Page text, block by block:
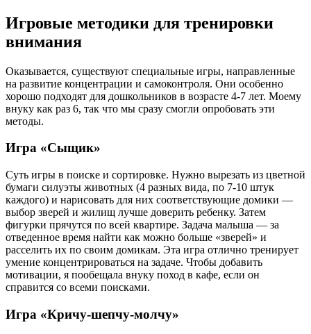
Игровые методики для тренировки
внимания
Оказывается, существуют специальные игры, направленные
на развитие концентрации и самоконтроля. Они особенно
хорошо подходят для дошкольников в возрасте 4-7 лет. Моему
внуку как раз 6, так что мы сразу смогли опробовать эти
методы.
Игра «Сыщик»
Суть игры в поиске и сортировке. Нужно вырезать из цветной
бумаги силуэты животных (4 разных вида, по 7-10 штук
каждого) и нарисовать для них соответствующие домики —
выбор зверей и жилищ лучше доверить ребенку. Затем
фигурки прячутся по всей квартире. Задача малыша — за
отведенное время найти как можно больше «зверей» и
расселить их по своим домикам. Эта игра отлично тренирует
умение концентрироваться на задаче. Чтобы добавить
мотивации, я пообещала внуку поход в кафе, если он
справится со всеми поисками.
Игра «Кричу-шепчу-молчу»